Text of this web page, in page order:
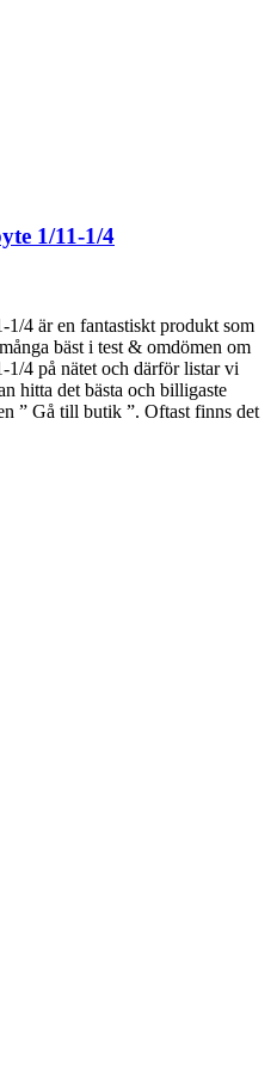
1/11-1/4
4 är en fantastiskt produkt som
bäst i test & omdömen om
4 på nätet och därför listar vi
hitta det bästa och billigaste
” Gå till butik ”. Oftast finns det